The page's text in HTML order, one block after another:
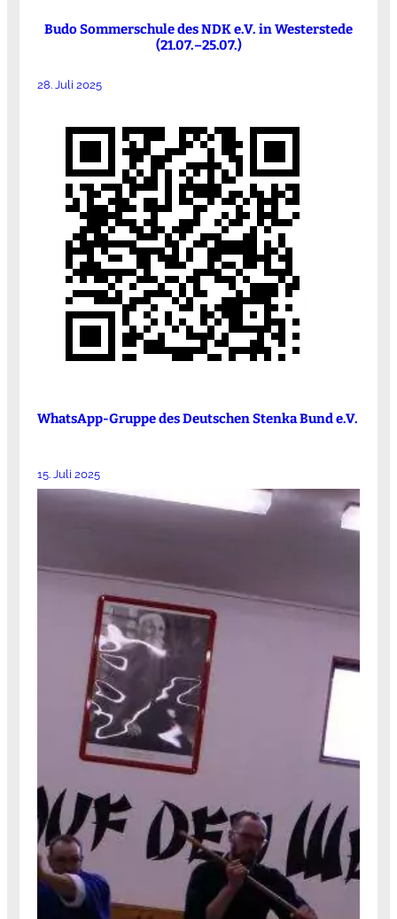
Budo Sommerschule des NDK e.V. in Westerstede
(21.07.–25.07.)
28. Juli 2025
WhatsApp-Gruppe des Deutschen Stenka Bund e.V.
15. Juli 2025